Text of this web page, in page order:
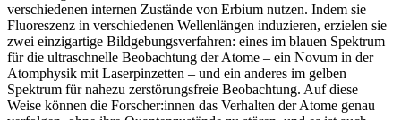
verschiedenen internen Zustände von Erbium nutzen. Indem sie
Fluoreszenz in verschiedenen Wellenlängen induzieren, erzielen sie
zwei einzigartige Bildgebungsverfahren: eines im blauen Spektrum
für die ultraschnelle Beobachtung der Atome – ein Novum in der
Atomphysik mit Laserpinzetten – und ein anderes im gelben
Spektrum für nahezu zerstörungsfreie Beobachtung. Auf diese
Weise können die Forscher:innen das Verhalten der Atome genau